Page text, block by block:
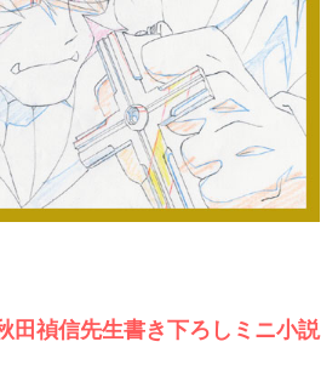
禎信先生書き下ろしミニ小説